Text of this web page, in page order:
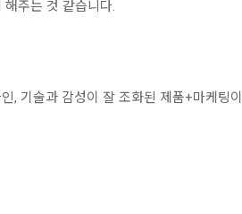
해주는 것 같습니다.
, 기술과 감성이 잘 조화된 제품+마케팅